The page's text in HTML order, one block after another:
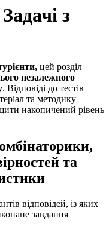
з
цей розділ
незалежного
. Відповіді до тестів
та методику
накопичений рівень
та
відповідей, із яких
завдання